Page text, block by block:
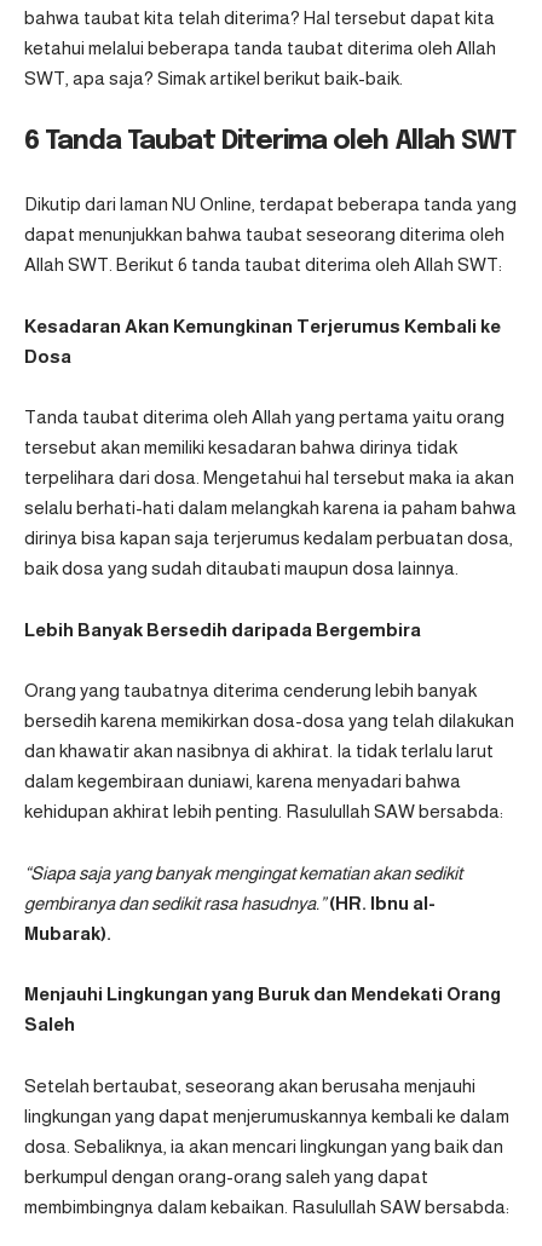
bahwa taubat kita telah diterima? Hal tersebut dapat kita
ketahui melalui beberapa tanda taubat diterima oleh Allah
SWT, apa saja? Simak artikel berikut baik-baik.
6 Tanda Taubat Diterima oleh Allah SWT
Dikutip dari laman NU Online , terdapat beberapa tanda yang
dapat menunjukkan bahwa taubat seseorang diterima oleh
Allah SWT. Berikut 6 tanda taubat diterima oleh Allah SWT:
Kesadaran Akan Kemungkinan Terjerumus Kembali ke
Dosa
Tanda taubat diterima oleh Allah yang pertama yaitu orang
tersebut akan memiliki kesadaran bahwa dirinya tidak
terpelihara dari dosa. Mengetahui hal tersebut maka ia akan
selalu berhati-hati dalam melangkah karena ia paham bahwa
dirinya bisa kapan saja terjerumus kedalam perbuatan dosa,
baik dosa yang sudah ditaubati maupun dosa lainnya.
Lebih Banyak Bersedih daripada Bergembira
Orang yang taubatnya diterima cenderung lebih banyak
bersedih karena memikirkan dosa-dosa yang telah dilakukan
dan khawatir akan nasibnya di akhirat. Ia tidak terlalu larut
dalam kegembiraan duniawi, karena menyadari bahwa
kehidupan akhirat lebih penting. Rasulullah SAW bersabda:
“Siapa saja yang banyak mengingat kematian akan sedikit
gembiranya dan sedikit rasa hasudnya.” (HR. Ibnu al-
Mubarak).
Menjauhi Lingkungan yang Buruk dan Mendekati Orang
Saleh
Setelah bertaubat, seseorang akan berusaha menjauhi
lingkungan yang dapat menjerumuskannya kembali ke dalam
dosa. Sebaliknya, ia akan mencari lingkungan yang baik dan
berkumpul dengan orang-orang saleh yang dapat
membimbingnya dalam kebaikan. Rasulullah SAW bersabda: